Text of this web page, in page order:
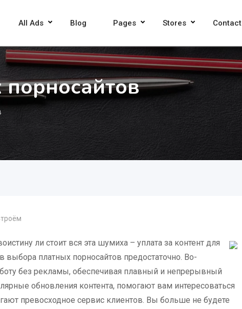
All Ads Blog Pages Stores Contact
ли стоит вся эта шумиха – уплата за контент для
платных порносайтов предостаточно. Во-
без рекламы, обеспечивая плавный и непрерывный
обновления контента, помогают вам интересоваться
превосходное сервис клиентов. Вы больше не будете